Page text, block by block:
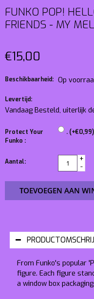
FUNKO POP!
FRIENDS - MY
€15,00
Beschikbaarheid: Op
Levertijd:
Vandaag Besteld, uiterlijk
Protect Your
Funko :
. (+€0,99)
Aantal:
+
-
TOEVOEGEN AAN
From Funko's popular
figure. Each figure
a window box packaging.